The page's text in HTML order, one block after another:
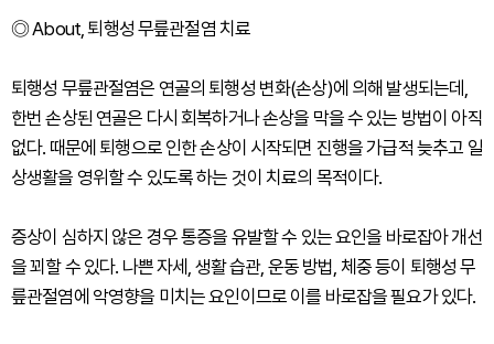
◎ About, 퇴행성 무릎관절염 치료
퇴행성 무릎관절염은 연골의 퇴행성 변화(손상)에 의해 발생되는데,
한번 손상된 연골은 다시 회복하거나 손상을 막을 수 있는 방법이 아직
없다. 때문에 퇴행으로 인한 손상이 시작되면 진행을 가급적 늦추고 일
상생활을 영위할 수 있도록 하는 것이 치료의 목적이다.
증상이 심하지 않은 경우 통증을 유발할 수 있는 요인을 바로잡아 개선
을 꾀할 수 있다. 나쁜 자세, 생활 습관, 운동 방법, 체중 등이 퇴행성 무
릎관절염에 악영향을 미치는 요인이므로 이를 바로잡을 필요가 있다.